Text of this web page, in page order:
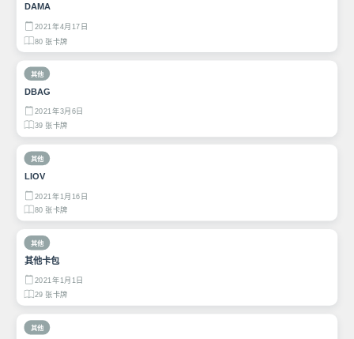
DAMA
2021年4月17日
80 张卡牌
其他
DBAG
2021年3月6日
39 张卡牌
其他
LIOV
2021年1月16日
80 张卡牌
其他
其他卡包
2021年1月1日
29 张卡牌
其他